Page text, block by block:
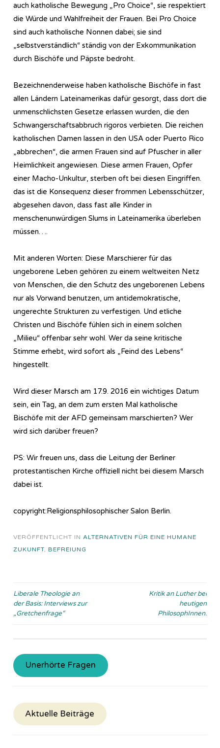
auch katholische Bewegung „Pro Choice“, sie respektiert
die Würde und Wahlfreiheit der Frauen. Bei Pro Choice
sind auch katholische Nonnen dabei; sie sind
„selbstverständlich“ ständig von der Exkommunikation
durch Bischöfe und Päpste bedroht.
Bezeichnenderweise haben katholische Bischöfe in fast
allen Ländern Lateinamerikas dafür gesorgt, dass dort die
unmenschlichsten Gesetze erlassen wurden, die den
Schwangerschaftsabbruch rigoros verbieten. Die reichen
katholischen Damen lassen in den USA oder Puerto Rico
„abbrechen“, die armen Frauen sind auf Pfuscher in aller
Heimlichkeit angewiesen. Diese armen Frauen, Opfer
einer Macho-Unkultur, sterben oft bei diesen Eingriffen.
das ist die Konsequenz dieser frommen Lebensschützer,
abgesehen davon, dass fast alle Kinder in
menschenunwürdigen Slums in Lateinamerika überleben
müssen….
Mit anderen Worten: Diese Marschierer für das
ungeborene Leben gehören zu einem weltweiten Netz
von Menschen, die den Schutz des ungeborenen Lebens
nur als Vorwand benutzen, um antidemokratische,
ungerechte Strukturen zu verfestigen. Und etliche
Christen und Bischöfe fühlen sich in einem solchen
„Milieu“ offenbar sehr wohl. Wer da seine kritische
Stimme erhebt, wird sofort als „Feind des Lebens“
hingestellt.
Wird dieser Marsch am 17.9. 2016 ein wichtiges Datum
sein, ein Tag, an dem zum ersten Mal katholische
Bischöfe mit der AFD gemeinsam marschierten? Wer
wird sich darüber freuen?
PS: Wir freuen uns, dass die Leitung der Berliner
protestantischen Kirche offiziell nicht bei diesem Marsch
dabei ist.
copyright:Religionsphilosophischer Salon Berlin.
VERÖFFENTLICHT IN ALTERNATIVEN FÜR EINE HUMANE
ZUKUNFT, BEFREIUNG
Beitragsnavigation
Liberale Theologie an
der Basis: Interviews zur
„Gretchenfrage“
Kritik an Luther bei
heutigen
PhilosophInnen.
Unerhörte Fragen
Aktuelle Beiträge